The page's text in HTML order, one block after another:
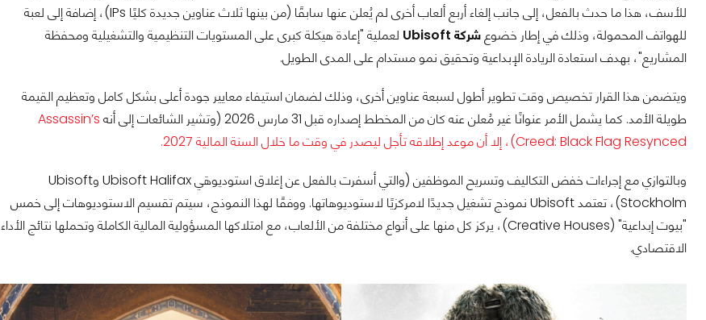
للأسف، هذا ما حدث بالفعل، إلى جانب إلغاء أربع ألعاب أخرى لم يُعلن عنها سابقًا (من بينها ثلاث عناوين جديدة كليًا IPs)، إضافة إلى لعبة
للهواتف المحمولة، وذلك في إطار خضوعشركة Ubisoft
لعملية "إعادة هيكلة كبرى على المستويات التنظيمية والتشغيلية ومحفظة
المشاريع"، بهدف استعادة الريادة الإبداعية وتحقيق نمو مستدام على المدى الطويل.
ويتضمن هذا القرار تخصيص وقت تطوير أطول لسبعة عناوين أخرى، وذلك لضمان استيفاء معايير جودة أعلى بشكل كامل وتعظيم القيمة
طويلة الأمد. كما يشمل الأمر عنوانًا غير مُعلن عنه كان من المخطط إصداره قبل 31 مارس 2026 (وتشير الشائعات إلى أنه
Assassin’s
Creed: Black Flag Resynced)، إلا أن موعد إطلاقه تأجل ليصدر في وقت ما خلال السنة المالية 2027.
وبالتوازي مع إجراءات خفض التكاليف وتسريح الموظفين (والتي أسفرت بالفعل عن إغلاق استوديوهَي Ubisoft Halifax وUbisoft
Stockholm)، تعتمد Ubisoft نموذج تشغيل جديدًا لامركزيًا لاستوديوهاتها. ووفقًا لهذا النموذج، سيتم تقسيم الاستوديوهات إلى خمس
"بيوت إبداعية" (Creative Houses)، يركز كل منها على أنواع مختلفة من الألعاب، مع امتلاكها المسؤولية المالية الكاملة وتحملها نتائج الأداء
الاقتصادي.